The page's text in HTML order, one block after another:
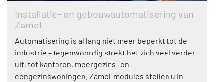
Installatie- en gebouwautomatisering van
Zamel
Automatisering is al lang niet meer beperkt tot de
industrie – tegenwoordig strekt het zich veel verder
uit, tot kantoren, meergezins- en
eengezinswoningen. Zamel-modules stellen u in